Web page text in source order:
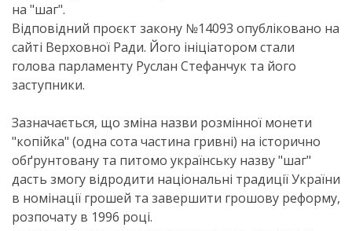
на "шаг".
Відповідний проєкт закону №14093 опубліковано на
сайті Верховної Ради. Його ініціатором стали
голова парламенту Руслан Стефанчук та його
заступники.
Зазначається, що зміна назви розмінної монети
"копійка" (одна сота частина гривні) на історично
обґрунтовану та питомо українську назву "шаг"
дасть змогу відродити національні традиції України
в номінації грошей та завершити грошову реформу,
розпочату в 1996 році.